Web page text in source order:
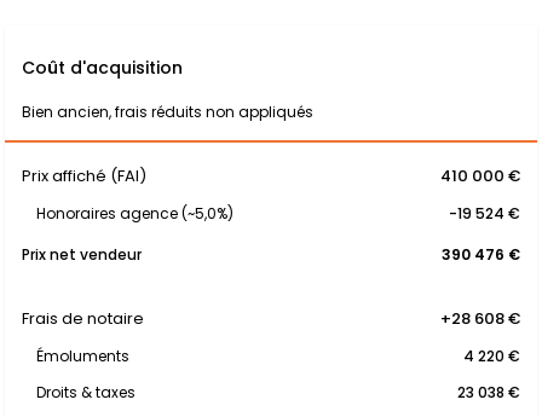
Coût d'acquisition
Bien ancien, frais réduits non appliqués
Prix affiché (FAI) 410 000 €
Honoraires agence (~5,0%)
-19 524 €
Prix net vendeur
390 476 €
Frais de notaire +28 608 €
Émoluments
4 220 €
Droits & taxes
23 038 €